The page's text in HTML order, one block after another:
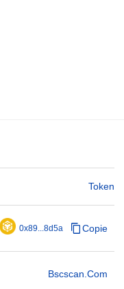
Token
0x89...8d5a Copie
Bscscan.com